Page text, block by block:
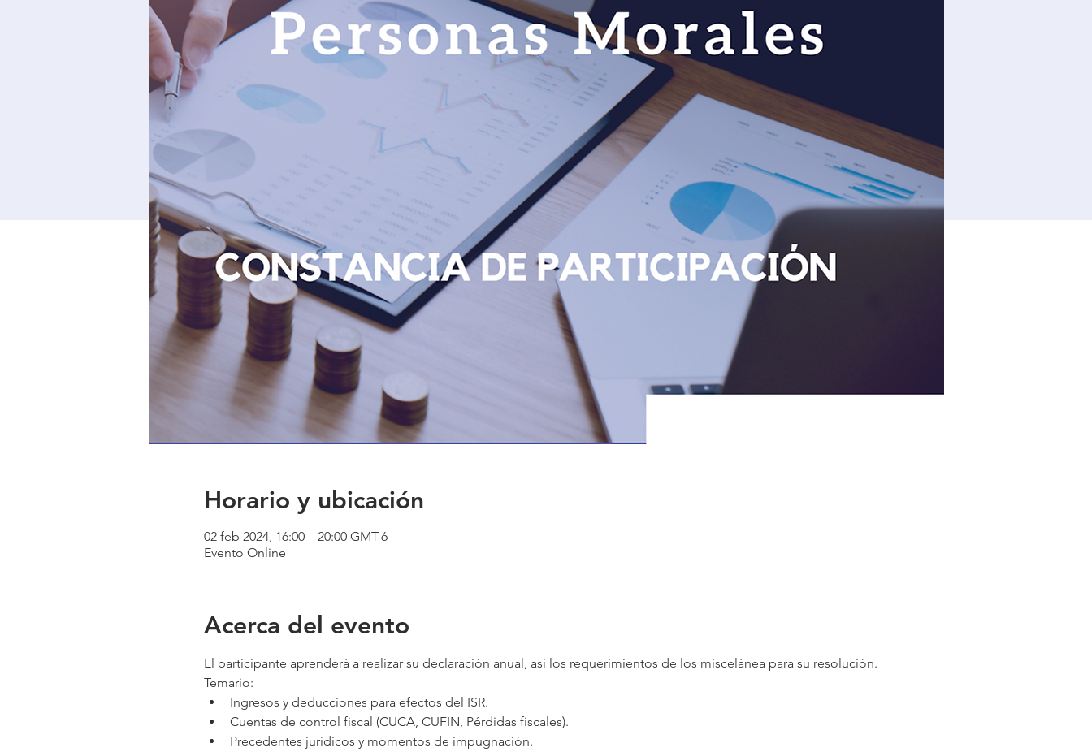
Horario y ubicación
02 feb 2024, 16:00 – 20:00 GMT-6
Evento Online
Acerca del evento
El participante aprenderá a realizar su declaración anual, así los requerimientos de los miscelánea para su resolución.
Temario:
Ingresos y deducciones para efectos del ISR.
Cuentas de control fiscal (CUCA, CUFIN, Pérdidas fiscales).
Precedentes jurídicos y momentos de impugnación.